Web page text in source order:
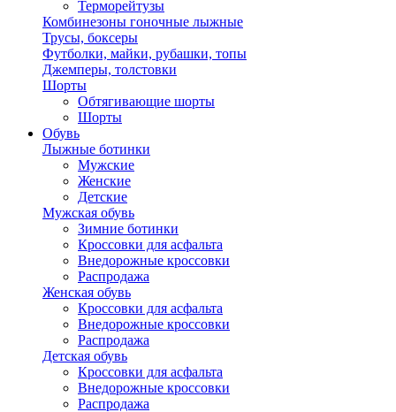
Терморейтузы
Комбинезоны гоночные лыжные
Трусы, боксеры
Футболки, майки, рубашки, топы
Джемперы, толстовки
Шорты
Обтягивающие шорты
Шорты
Обувь
Лыжные ботинки
Мужские
Женские
Детские
Мужская обувь
Зимние ботинки
Кроссовки для асфальта
Внедорожные кроссовки
Распродажа
Женская обувь
Кроссовки для асфальта
Внедорожные кроссовки
Распродажа
Детская обувь
Кроссовки для асфальта
Внедорожные кроссовки
Распродажа